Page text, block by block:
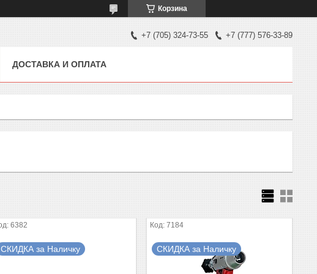
Корзина
+7 (705) 324-73-55 +7 (777) 576-33-89
ДОСТАВКА И ОПЛАТА
6382
СКИДКА за Наличку
7184
СКИДКА за Наличку